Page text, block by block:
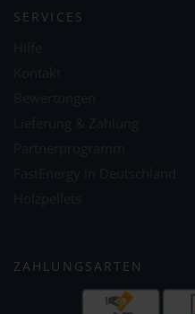
SERVICES
ZAHLUNGSARTEN